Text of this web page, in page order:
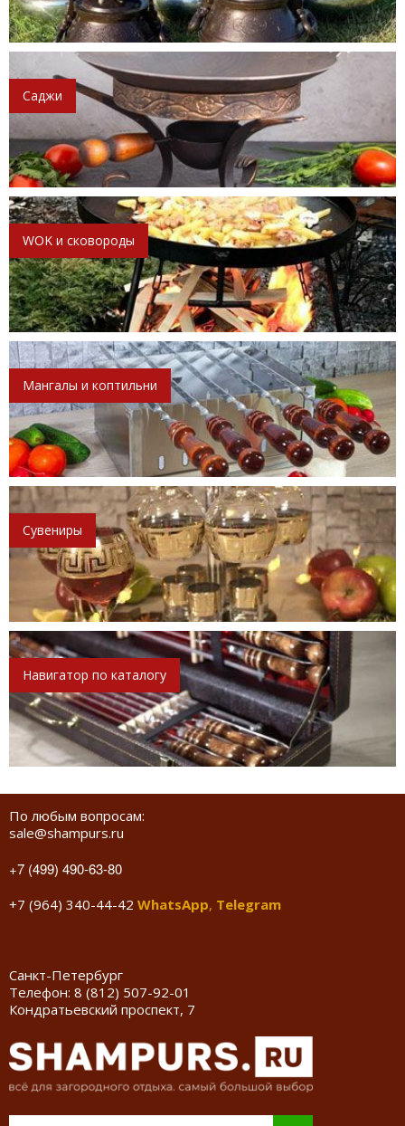
Саджи
WOK и сковороды
Мангалы и коптильни
Сувениры
Навигатор по каталогу
По любым вопросам:
sale@shampurs.ru
+7 (499) 490-63-80
+7 (964) 340-44-42 WhatsApp, Telegram
Санкт-Петербург
Телефон: 8 (812) 507-92-01
Кондратьевский проспект, 7